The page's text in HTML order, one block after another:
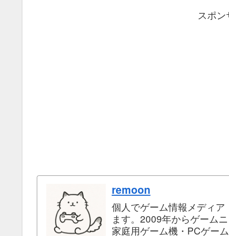
スポ
remoon
個人でゲーム情報メディ
ます。2009年からゲーム
家庭用ゲーム機・PCゲー